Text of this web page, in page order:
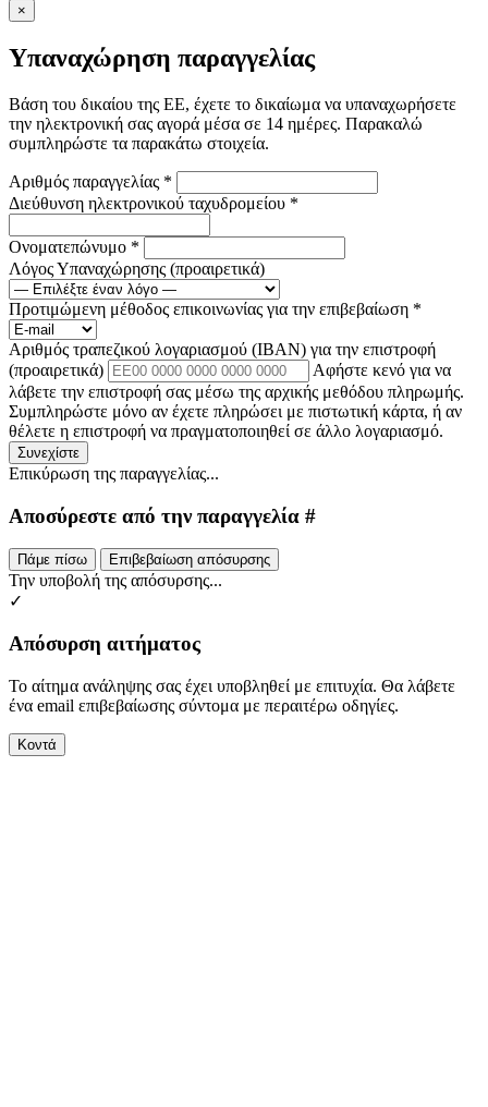
×
Υπαναχώρηση παραγγελίας
Βάση του δικαίου της ΕΕ, έχετε το δικαίωμα να υπαναχωρήσετε
την ηλεκτρονική σας αγορά μέσα σε 14 ημέρες. Παρακαλώ
συμπληρώστε τα παρακάτω στοιχεία.
Αριθμός παραγγελίας *
Διεύθυνση ηλεκτρονικού ταχυδρομείου *
Ονοματεπώνυμο *
Λόγος Υπαναχώρησης (προαιρετικά)
Προτιμώμενη μέθοδος επικοινωνίας για την επιβεβαίωση *
Αριθμός τραπεζικού λογαριασμού (IBAN) για την επιστροφή
(προαιρετικά)
Αφήστε κενό για να
λάβετε την επιστροφή σας μέσω της αρχικής μεθόδου πληρωμής.
Συμπληρώστε μόνο αν έχετε πληρώσει με πιστωτική κάρτα, ή αν
θέλετε η επιστροφή να πραγματοποιηθεί σε άλλο λογαριασμό.
Συνεχίστε
Επικύρωση της παραγγελίας...
Αποσύρεστε από την παραγγελία #
Πάμε πίσω Επιβεβαίωση απόσυρσης
Την υποβολή της απόσυρσης...
✓
Απόσυρση αιτήματος
Το αίτημα ανάληψης σας έχει υποβληθεί με επιτυχία. Θα λάβετε
ένα email επιβεβαίωσης σύντομα με περαιτέρω οδηγίες.
Κοντά